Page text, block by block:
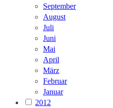
September
August
Juli
Juni
Mai
April
März
Februar
Januar
2012